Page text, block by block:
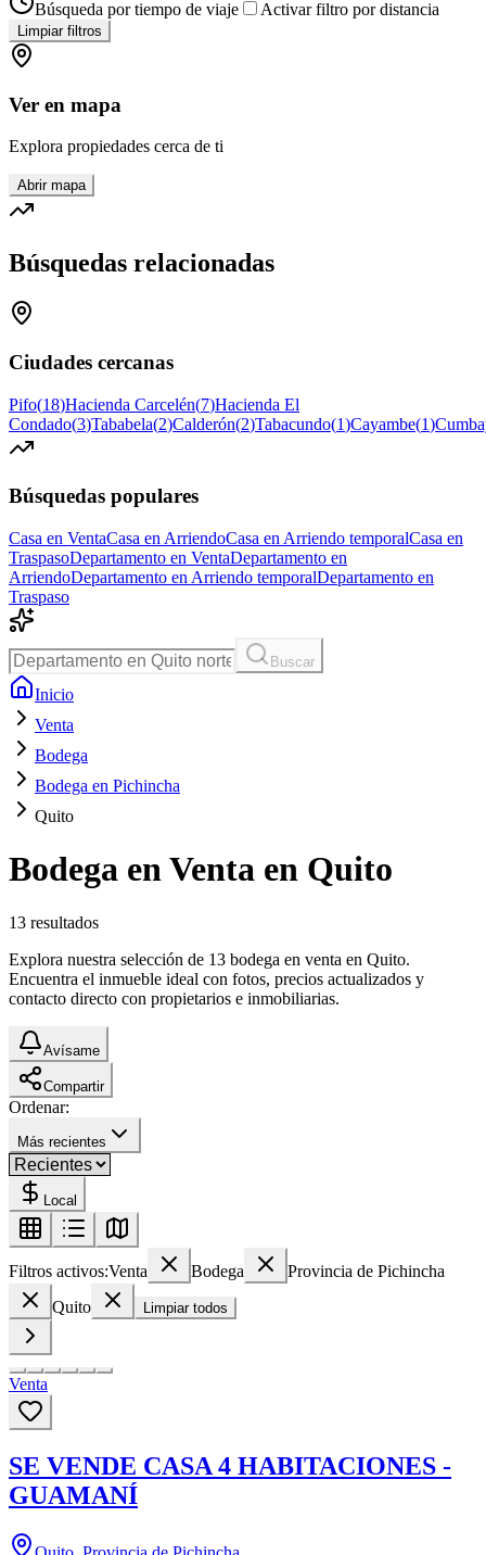
Búsqueda por tiempo de viaje
Activar filtro por distancia
Limpiar filtros
Ver en mapa
Explora propiedades cerca de ti
Abrir mapa
Búsquedas relacionadas
Ciudades cercanas
Pifo(18)Hacienda Carcelén(7)Hacienda El
Condado(3)Tababela(2)Calderón(2)Tabacundo(1)Cayambe(1)
Búsquedas populares
Casa en VentaCasa en ArriendoCasa en Arriendo temporalCasa en
TraspasoDepartamento en VentaDepartamento en
ArriendoDepartamento en Arriendo temporalDepartamento en
Traspaso
Buscar
Inicio
Venta
Bodega
Bodega en Pichincha
Quito
Bodega en Venta en Quito
13 resultados
Explora nuestra selección de 13 bodega en venta en Quito.
Encuentra el inmueble ideal con fotos, precios actualizados y
contacto directo con propietarios e inmobiliarias.
Avísame
Compartir
Ordenar:
Más recientes
Local
Filtros activos:Venta Bodega
Provincia de Pichincha
Quito
Limpiar todos
Venta
SE VENDE CASA 4 HABITACIONES -
GUAMANÍ